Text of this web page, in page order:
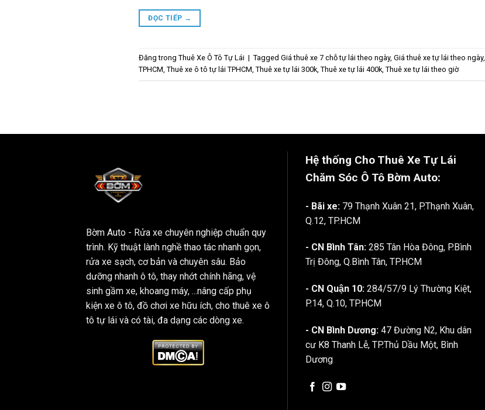
ĐỌC TIẾP →
Đăng trong Thuê Xe Ô Tô Tự Lái | Tagged Giá thuê xe 7 chỗ tự lái theo ngày, Giá thuê xe tự lái theo ngày,
TPHCM, Thuê xe ô tô tự lái TPHCM, Thuê xe tự lái 300k, Thuê xe tự lái 400k, Thuê xe tự lái theo giờ
Bờm Auto - Rửa xe chuyên nghiệp chuẩn quy
trình. Kỹ thuật lành nghề thao tác nhanh gọn,
rửa xe sạch, cơ bản và chuyên sâu. Bảo
dưỡng nhanh ô tô, thay nhớt chính hãng, vệ
sinh gầm xe, khoang máy, ...nâng cấp phụ
kiện xe ô tô, đồ chơi xe hữu ích, cho thuê xe ô
tô tự lái và có tài, đa dạng các dòng xe.
Hệ thống Cho Thuê Xe Tự Lái
Chăm Sóc Ô Tô Bờm Auto:
- Bãi xe: 79 Thạnh Xuân 21, P.Thạnh Xuân,
Q.12, TP.HCM
- CN Bình Tân: 285 Tân Hòa Đông, P.Bình
Trị Đông, Q.Bình Tân, TP.HCM
- CN Quận 10: 284/57/9 Lý Thường Kiệt,
P.14, Q.10, TP.HCM
- CN Bình Dương: 47 Đường N2, Khu dân
cư K8 Thanh Lễ, TP.Thủ Dầu Một, Bình
Dương